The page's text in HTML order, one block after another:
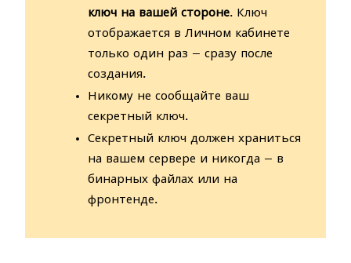
ключ на вашей стороне. Ключ
отображается в Личном кабинете
только один раз — сразу после
создания.
Никому не сообщайте ваш
секретный ключ.
Секретный ключ должен храниться
на вашем сервере и никогда — в
бинарных файлах или на
фронтенде.